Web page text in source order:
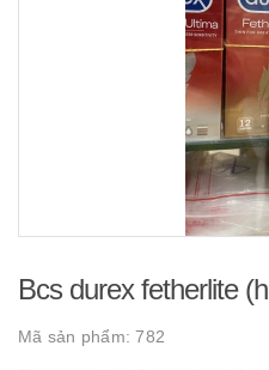
Bcs durex fetherlite
Mã sản phẩm:782